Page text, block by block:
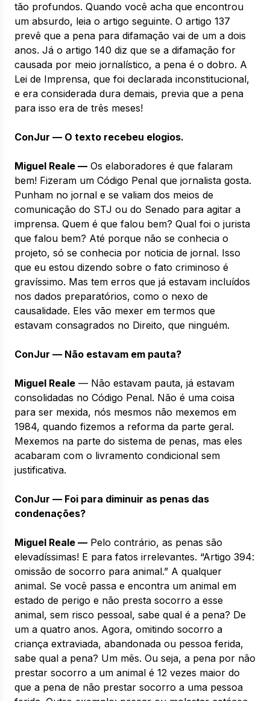
tão profundos. Quando você acha que encontrou
um absurdo, leia o artigo seguinte. O artigo 137
prevê que a pena para difamação vai de um a dois
anos. Já o artigo 140 diz que se a difamação for
causada por meio jornalístico, a pena é o dobro. A
Lei de Imprensa, que foi declarada inconstitucional,
e era considerada dura demais, previa que a pena
para isso era de três meses!
ConJur — O texto recebeu elogios.
Miguel Reale — Os elaboradores é que falaram
bem! Fizeram um Código Penal que jornalista gosta.
Punham no jornal e se valiam dos meios de
comunicação do STJ ou do Senado para agitar a
imprensa. Quem é que falou bem? Qual foi o jurista
que falou bem? Até porque não se conhecia o
projeto, só se conhecia por noticia de jornal. Isso
que eu estou dizendo sobre o fato criminoso é
gravíssimo. Mas tem erros que já estavam incluídos
nos dados preparatórios, como o nexo de
causalidade. Eles vão mexer em termos que
estavam consagrados no Direito, que ninguém.
ConJur — Não estavam em pauta?
Miguel Reale — Não estavam pauta, já estavam
consolidadas no Código Penal. Não é uma coisa
para ser mexida, nós mesmos não mexemos em
1984, quando fizemos a reforma da parte geral.
Mexemos na parte do sistema de penas, mas eles
acabaram com o livramento condicional sem
justificativa.
ConJur — Foi para diminuir as penas das
condenações?
Miguel Reale — Pelo contrário, as penas são
elevadíssimas! E para fatos irrelevantes. “Artigo 394:
omissão de socorro para animal.” A qualquer
animal. Se você passa e encontra um animal em
estado de perigo e não presta socorro a esse
animal, sem risco pessoal, sabe qual é a pena? De
um a quatro anos. Agora, omitindo socorro a
criança extraviada, abandonada ou pessoa ferida,
sabe qual a pena? Um mês. Ou seja, a pena por não
prestar socorro a um animal é 12 vezes maior do
que a pena de não prestar socorro a uma pessoa